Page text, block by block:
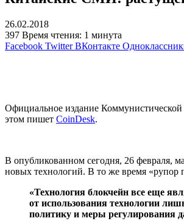
26.02.2018
397 Время чтения: 1 минута
Facebook Twitter ВКонтакте
Официальное издание
этом пишет CoinDesk.
В опубликованном сегодня, 26 февраля,
новых технологий. В то же время «рупор
«Технология блокчейн все еще
от использования технологии
политику и меры регулирования